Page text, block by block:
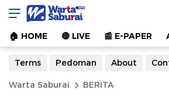
Warta Saburai
Sumber Informasi Terkini
🏠︎ HOME 🔴 LIVE 📰 E-PAPER
Terms Pedoman About
Warta Saburai BERITA